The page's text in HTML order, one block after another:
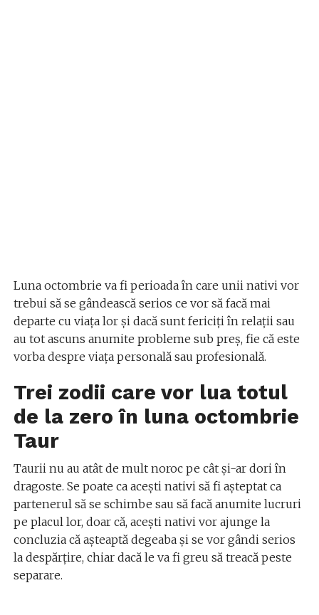
Luna octombrie va fi perioada în care unii nativi vor
trebui să se gândească serios ce vor să facă mai
departe cu viața lor și dacă sunt fericiți în relații sau
au tot ascuns anumite probleme sub preș, fie că este
vorba despre viața personală sau profesională.
Trei zodii care vor lua totul
de la zero în luna octombrie
Taur
Taurii nu au atât de mult noroc pe cât și-ar dori în
dragoste. Se poate ca acești nativi să fi așteptat ca
partenerul să se schimbe sau să facă anumite lucruri
pe placul lor, doar că, acești nativi vor ajunge la
concluzia că așteaptă degeaba și se vor gândi serios
la despărțire, chiar dacă le va fi greu să treacă peste
separare.